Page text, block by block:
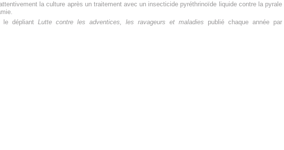
la culture après un traitement avec un insecticide pyréthrinoïde liquide contre la pyrale
le dépliant Lutte contre les adventices, les ravageurs et maladies publié chaque année par